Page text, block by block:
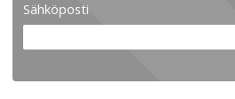
Sähköposti